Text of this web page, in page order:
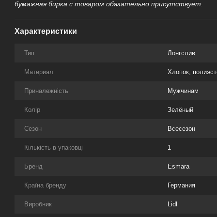
бумажная бирка с товаром обязательно присутствует.
Характеристики
Тип Лонгслив
Материал Хлопок,
Приналежність Мужчинам
Колір Зелёный
Сезон Всесезон
Кількість в упаковці 1
Бренд Esmara
Країна бренду Германия
Виробник Lidl